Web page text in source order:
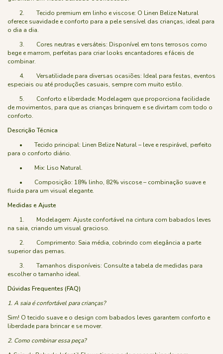
2. Tecido premium em linho e viscose: O Linen Belize Natural
oferece suavidade e conforto para a pele sensível das crianças, ideal para
o dia a dia.
3. Cores neutras e versáteis: Disponível em tons terrosos como
bege e marrom, perfeitas para criar looks encantadores e fáceis de
combinar.
4. Versatilidade para diversas ocasiões: Ideal para festas, eventos
especiais ou até produções casuais, sempre com muito estilo.
5. Conforto e liberdade: Modelagem que proporciona facilidade
de movimentos, para que as crianças brinquem e se divirtam com todo o
conforto.
Descrição Técnica
• Tecido principal: Linen Belize Natural – leve e respirável, perfeito
para o conforto diário.
• Mix: Liso Natural.
• Composição: 18% linho, 82% viscose – combinação suave e
fluida para um visual elegante.
Medidas e Ajuste
1. Modelagem: Ajuste confortável na cintura com babados leves
na saia, criando um visual gracioso.
2. Comprimento: Saia média, cobrindo com elegância a parte
superior das pernas.
3. Tamanhos disponíveis: Consulte a tabela de medidas para
escolher o tamanho ideal.
Dúvidas Frequentes (FAQ)
1. A saia é confortável para crianças?
Sim! O tecido suave e o design com babados leves garantem conforto e
liberdade para brincar e se mover.
2. Como combinar essa peça?